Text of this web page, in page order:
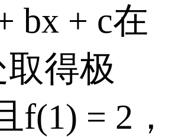
bx + c在
得极
f(1) = 2，